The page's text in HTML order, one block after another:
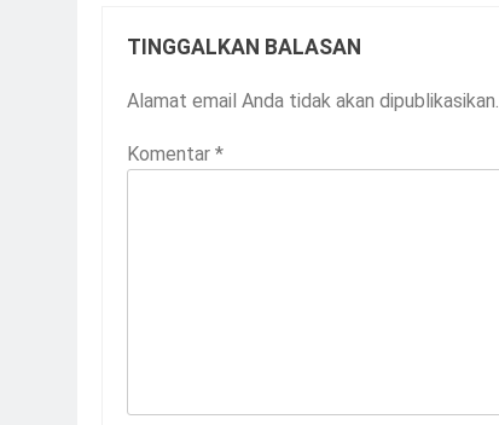
TINGGALKAN BALASAN
Alamat email Anda tidak akan dipublikasikan.
Komentar *